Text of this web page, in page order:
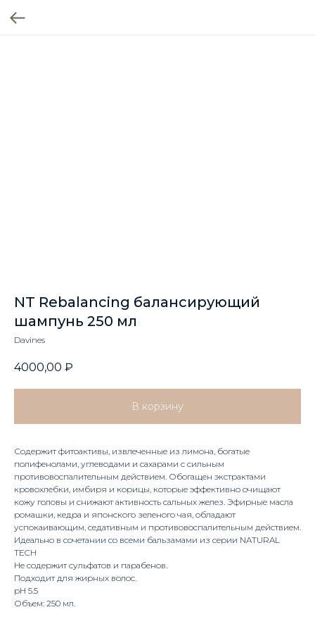
NT Rebalancing балансирующий
шампунь 250 мл
Davines
4000,00 ₽
В корзину
Содержит фитоактивы, извлеченные из лимона, богатые
полифенолами, углеводами и сахарами с сильным
противовоспалительным действием. Обогащен экстрактами
кровохлебки, имбиря и корицы, которые эффективно очищают
кожу головы и снижают активность сальных желез. Эфирные масла
ромашки, кедра и японского зеленого чая, обладают
успокаивающим, седативным и противовоспалительным действием.
Идеально в сочетании со всеми бальзамами из серии NATURAL
TECH
Не содержит сульфатов и парабенов.
Подходит для жирных волос.
рН 5.5
Объем: 250 мл.